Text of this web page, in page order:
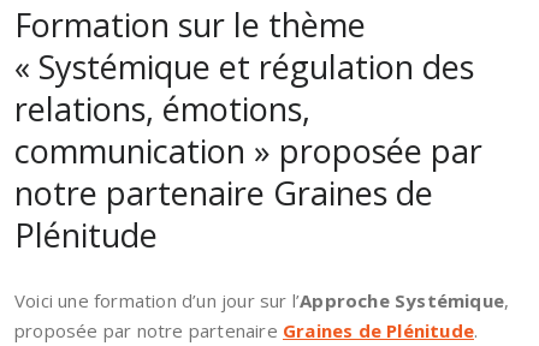
Formation sur le thème
« Systémique et régulation des
relations, émotions,
communication » proposée par
notre partenaire Graines de
Plénitude
Voici une formation d’un jour sur l’Approche Systémique,
proposée par notre partenaire Graines de Plénitude.